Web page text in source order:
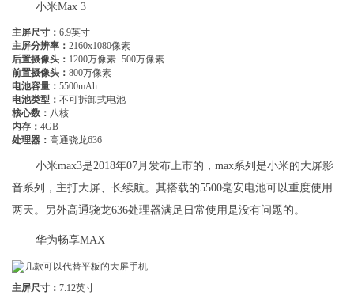
小米Max 3
主屏尺寸： 6.9英寸
主屏分辨率： 2160x1080像素
后置摄像头： 1200万像素+500万像素
前置摄像头： 800万像素
电池容量： 5500mAh
电池类型： 不可拆卸式电池
核心数： 八核
内存： 4GB
处理器： 高通骁龙636
小米max3是2018年07月发布上市的，max系列是小米的大屏影
音系列，主打大屏、长续航。其搭载的5500毫安电池可以重度使用
两天。另外高通骁龙636处理器满足日常使用是没有问题的。
华为畅享MAX
主屏尺寸： 7.12英寸